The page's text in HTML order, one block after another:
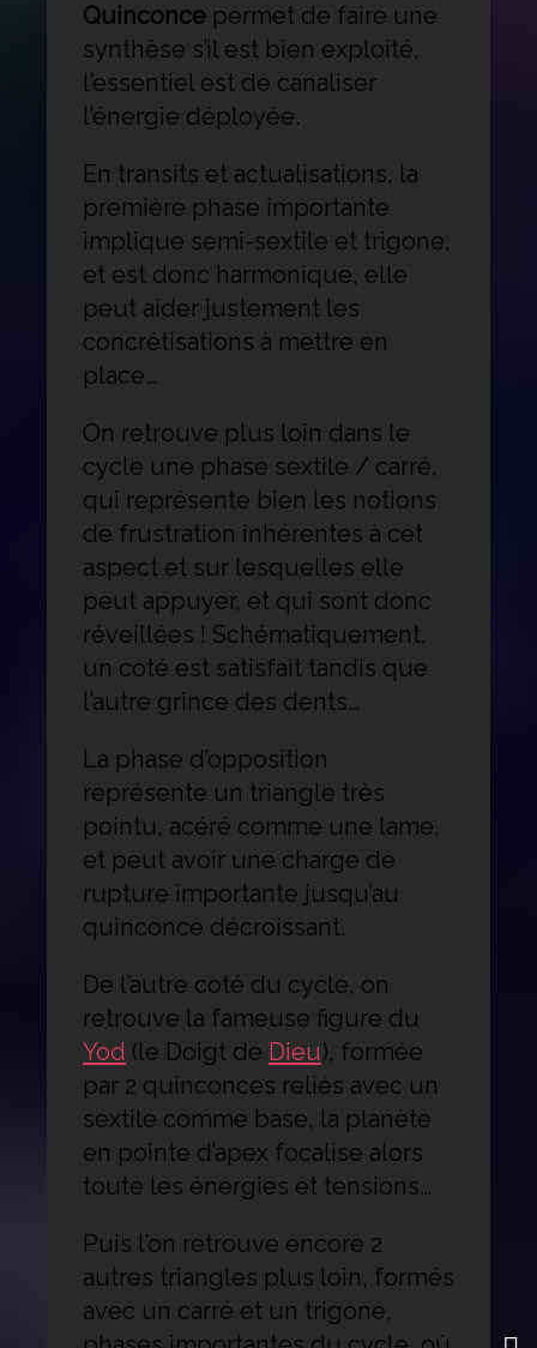
Quinconcepermet de faire une
synthèse s’il est bien exploité,
l’essentiel est de canaliser
l’énergie déployée.
En transits et actualisations, la
première phase importante
implique semi-sextile et trigone,
et est donc harmonique, elle
peut aider justement les
concrétisations à mettre en
place…
On retrouve plus loin dans le
cycle une phase sextile / carré,
qui représente bien les notions
de frustration inhérentes à cet
aspect et sur lesquelles elle
peut appuyer, et qui sont donc
réveillées ! Schématiquement,
un coté est satisfait tandis que
l’autre grince des dents…
La phase d’opposition
représente un triangle très
pointu, acéré comme une lame,
et peut avoir une charge de
rupture importante jusqu’au
quinconce décroissant.
De l’autre coté du cycle, on
retrouve la fameuse figure du
Yod (le Doigt de Dieu), formée
par 2 quinconces reliés avec un
sextile comme base, la planète
en pointe d’apex focalise alors
toute les énergies et tensions…
Puis l’on retrouve encore 2
autres triangles plus loin, formés
avec un carré et un trigone,